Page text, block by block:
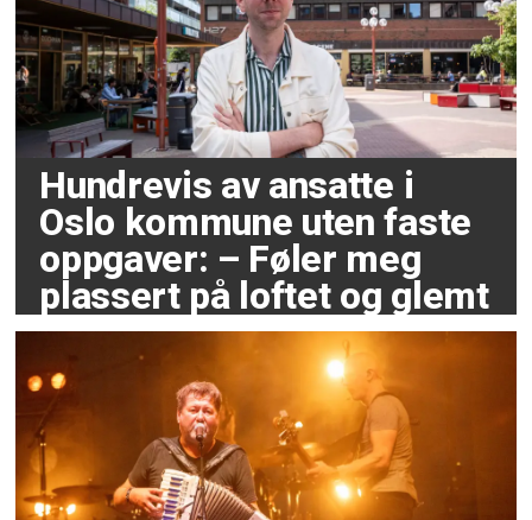
Hundrevis av ansatte i
Oslo kommune uten faste
oppgaver: – Føler meg
plassert på loftet og glemt